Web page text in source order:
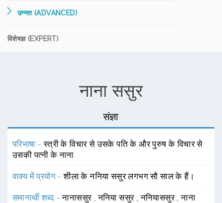
उन्नत (ADVANCED)
विशेषज्ञ (EXPERT)
नाना ससुर
संज्ञा
परिभाषा -स्त्री के विचार से उसके पति के और पुरुष के विचार से
उसकी पत्नी के नाना
वाक्य में प्रयोग -शीला के ननिया ससुर लगभग सौ साल के हैं।
समानार्थी शब्द -नानाससुर ,ननिया ससुर ,ननियाससुर ,नाना